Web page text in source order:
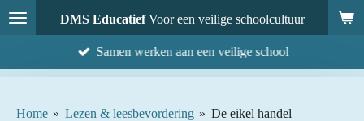
Ga
direct
DMS EducatiefVoor een veilige schoolcultuur
Samen werken aan een veilige school
Home » Lezen & leesbevordering » De eikel handel